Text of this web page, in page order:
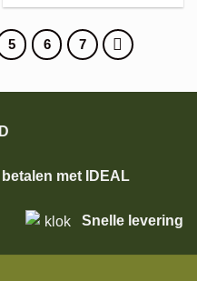
was:
is:
5 6 7
met IDEAL
Snelle levering